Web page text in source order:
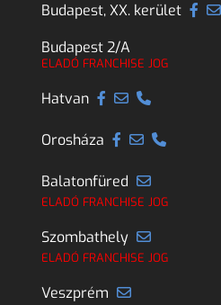
Budapest, XX. kerület
Budapest 2/A
ELADÓ FRANCHISE JOG
Hatvan
Orosháza
Balatonfüred
ELADÓ FRANCHISE JOG
Szombathely
ELADÓ FRANCHISE JOG
Veszprém